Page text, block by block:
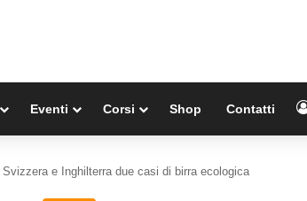
Eventi Corsi Shop Contatti
Svizzera e Inghilterra due casi di birra ecologica